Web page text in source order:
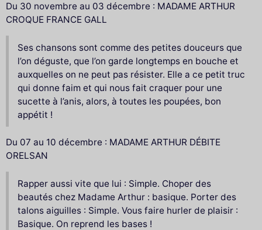
Du 30 novembre au 03 décembre : MADAME ARTHUR
CROQUE FRANCE GALL
Ses chansons sont comme des petites douceurs que
l’on déguste, que l’on garde longtemps en bouche et
auxquelles on ne peut pas résister. Elle a ce petit truc
qui donne faim et qui nous fait craquer pour une
sucette à l’anis, alors, à toutes les poupées, bon
appétit !
Du 07 au 10 décembre : MADAME ARTHUR DÉBITE
ORELSAN
Rapper aussi vite que lui : Simple. Choper des
beautés chez Madame Arthur : basique. Porter des
talons aiguilles : Simple. Vous faire hurler de plaisir :
Basique. On reprend les bases !